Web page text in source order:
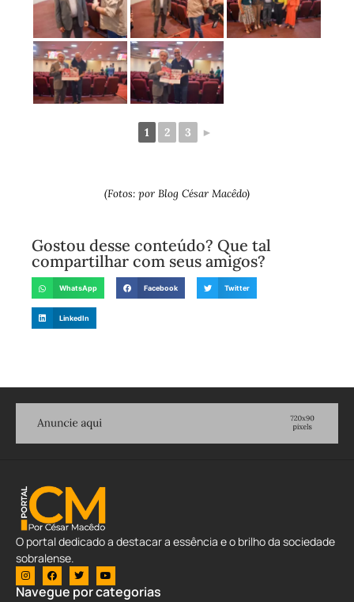
1 2 3 ►
(Fotos: por Blog César Macêdo)
Gostou desse conteúdo? Que tal
compartilhar com seus amigos?
WhatsApp Facebook Twitter
LinkedIn
O portal dedicado a destacar a essência e o brilho da sociedade
sobralense.
Navegue por categorias